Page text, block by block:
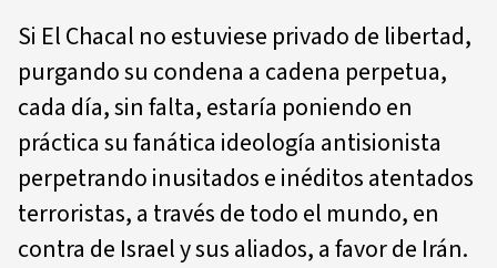
Si El Chacal no estuviese privado de libertad,
purgando su condena a cadena perpetua,
cada día, sin falta, estaría poniendo en
práctica su fanática ideología antisionista
perpetrando inusitados e inéditos atentados
terroristas, a través de todo el mundo, en
contra de Israel y sus aliados, a favor de Irán.